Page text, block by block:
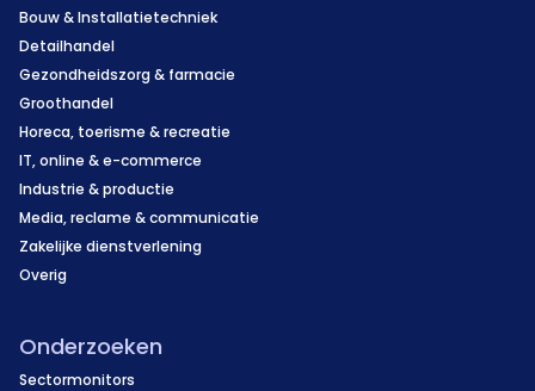
Bouw & Installatietechniek
Detailhandel
Gezondheidszorg & farmacie
Groothandel
Horeca, toerisme & recreatie
IT, online & e-commerce
Industrie & productie
Media, reclame & communicatie
Zakelijke dienstverlening
Overig
Onderzoeken
Sectormonitors